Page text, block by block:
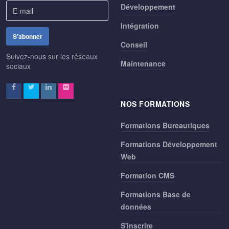
Suivez-nous sur les réseaux
sociaux
Développement
Intégration
Conseil
Maintenance
NOS FORMATIONS
Formations Bureautiques
Formations Développement
Web
Formation CMS
Formations Base de
données
S'inscrire